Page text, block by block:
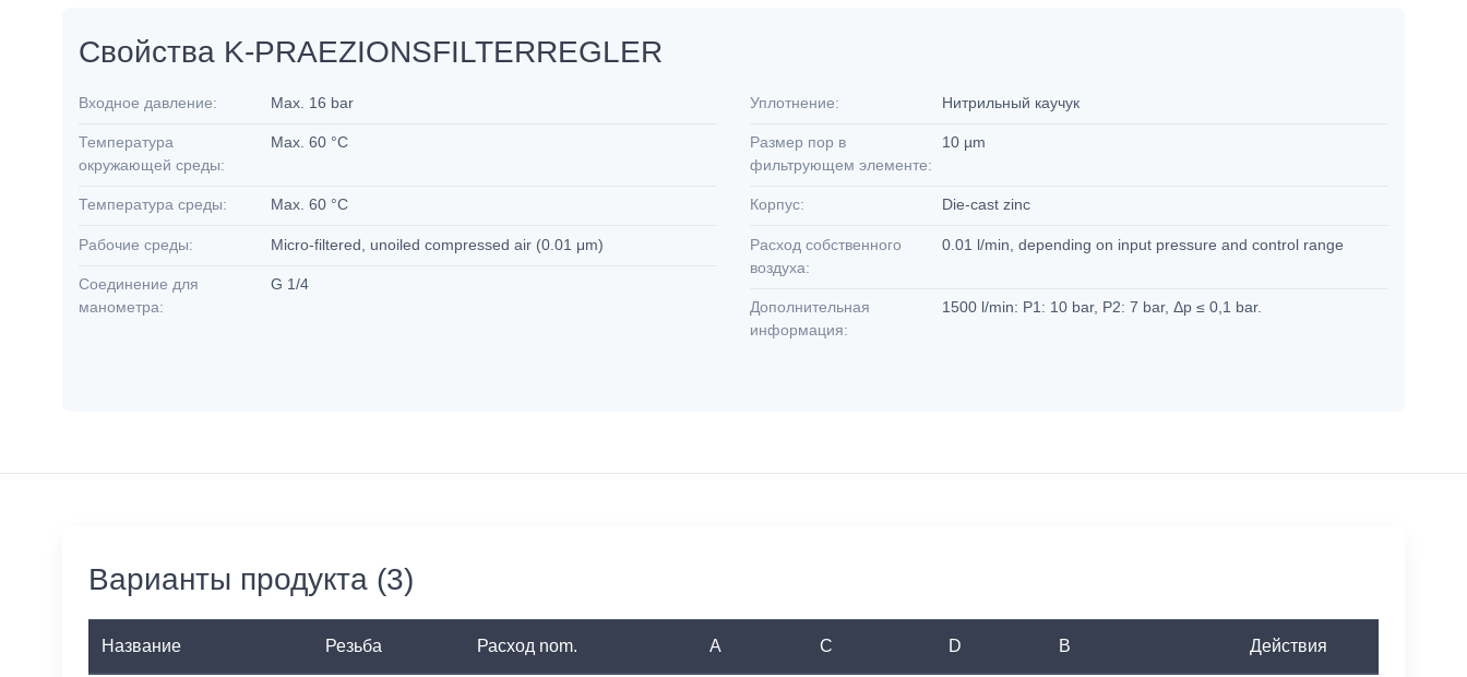
Свойства K-PRAEZIONSFILTERREGLER
Входное давление: Max. 16 bar
Температура
окружающей среды:
Max. 60 °C
Температура среды: Max. 60 °C
Рабочие среды: Micro-filtered, unoiled compressed air (0.01 μm)
Соединение для
манометра:
G 1/4
Уплотнение: Нитрильный каучук
Размер пор в
фильтрующем элементе:
10 µm
Корпус: Die-cast zinc
Расход собственного
воздуха:
0.01 l/min, depending on input pressure and control range
Дополнительная
информация:
1500 l/min: P1: 10 bar, P2: 7 bar, Δp ≤ 0,1 bar.
Варианты продукта (3)
Название Резьба Расход nom. A C D B Действия